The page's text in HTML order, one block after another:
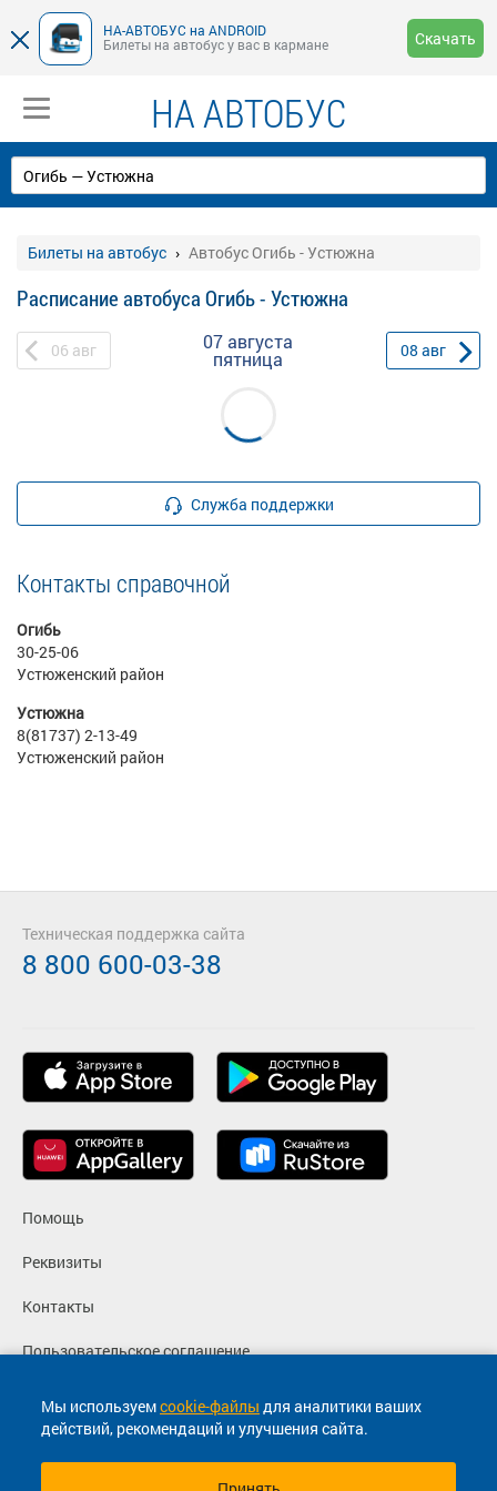
НА-АВТОБУС на ANDROID
Билеты на автобус у вас в кармане
Скачать
НА АВТОБУС
Билеты на автобус Автобус Огибь - Устюжна
Расписание автобуса Огибь - Устюжна
06 авг 07 августа
пятница 08 авг
Служба поддержки
Контакты справочной
Огибь
30-25-06
Устюженский район
Устюжна
8(81737) 2-13-49
Устюженский район
Мы используемcookie-файлы для аналитики ваших
действий, рекомендаций и улучшения сайта.
Помощь
Реквизиты
Контакты
Пользовательское соглашение
Политика конфиденциальности
Согласие на маркетинговые сообщения
Техническая поддержка сайта
8 800 600-03-38